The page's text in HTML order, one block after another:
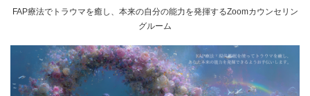
FAP療法でトラウマを癒し、本来の自分の能力を発揮するZoomカウンセリン
グルーム